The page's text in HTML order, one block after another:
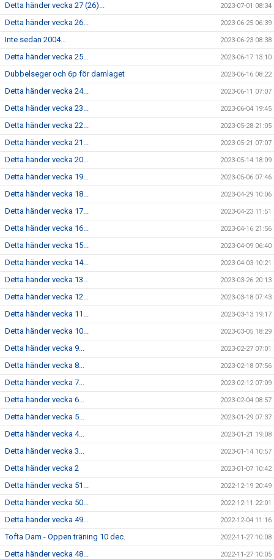
Detta händer vecka 27 (26)... 2023-07-01 08:34
Detta händer vecka 26... 2023-06-25 06:39
Inte sedan 2004… 2023-06-23 08:38
Detta händer vecka 25... 2023-06-17 13:10
Dubbelseger och 6p för damlaget 2023-06-16 08:22
Detta händer vecka 24... 2023-06-11 07:07
Detta händer vecka 23... 2023-06-04 19:45
Detta händer vecka 22... 2023-05-28 21:05
Detta händer vecka 21... 2023-05-21 07:07
Detta händer vecka 20... 2023-05-14 18:09
Detta händer vecka 19... 2023-05-06 07:46
Detta händer vecka 18... 2023-04-29 10:06
Detta händer vecka 17... 2023-04-23 11:51
Detta händer vecka 16... 2023-04-16 21:56
Detta händer vecka 15... 2023-04-09 06:40
Detta händer vecka 14... 2023-04-03 10:21
Detta händer vecka 13... 2023-03-26 20:13
Detta händer vecka 12... 2023-03-18 07:43
Detta händer vecka 11... 2023-03-13 19:17
Detta händer vecka 10... 2023-03-05 18:29
Detta händer vecka 9... 2023-02-27 07:01
Detta händer vecka 8... 2023-02-18 07:56
Detta händer vecka 7... 2023-02-12 07:09
Detta händer vecka 6... 2023-02-04 08:57
Detta händer vecka 5... 2023-01-29 07:37
Detta händer vecka 4... 2023-01-21 19:08
Detta händer vecka 3... 2023-01-14 10:57
Detta händer vecka 2 2023-01-07 10:42
Detta händer vecka 51... 2022-12-19 20:49
Detta händer vecka 50... 2022-12-11 22:01
Detta händer vecka 49... 2022-12-04 11:16
Tofta Dam - Öppen träning 10 dec. 2022-11-27 10:08
Detta händer vecka 48... 2022-11-27 10:05